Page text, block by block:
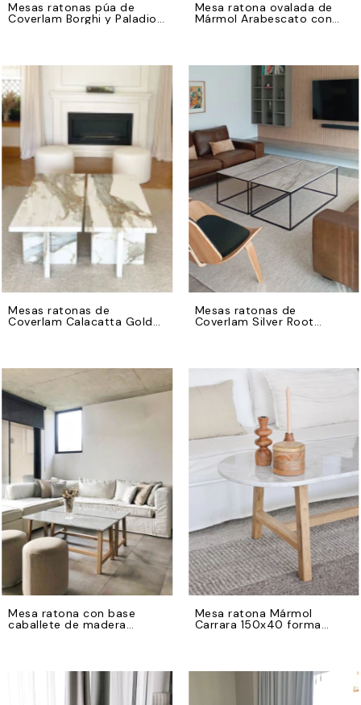
Mesas ratonas púa de
Coverlam Borghi y Paladio
Mesa ratona ovalada de
Mármol Arabescato con
Mesas ratonas de
Coverlam Calacatta Gold
Mesas ratonas de
Coverlam Silver Root
Mesa ratona con base
caballete de madera
Mesa ratona Mármol
Carrara 150x40 forma